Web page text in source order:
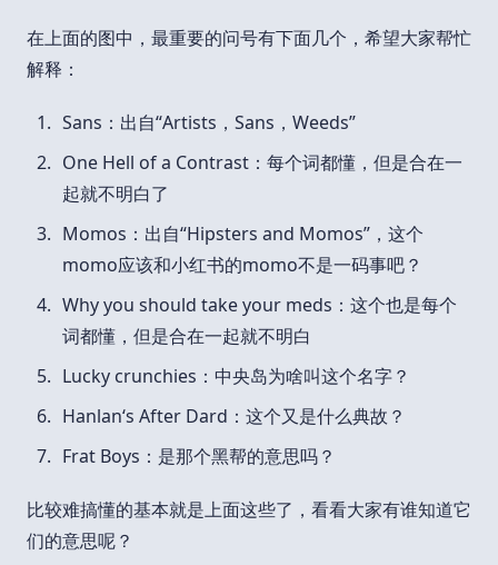
在上面的图中，最重要的问号有下面几个，希望大家帮忙
解释：
Sans：出自“Artists，Sans，Weeds”
One Hell of a Contrast：每个词都懂，但是合在一
起就不明白了
Momos：出自“Hipsters and Momos”，这个
momo应该和小红书的momo不是一码事吧？
Why you should take your meds：这个也是每个
词都懂，但是合在一起就不明白
Lucky crunchies：中央岛为啥叫这个名字？
Hanlan‘s After Dard：这个又是什么典故？
Frat Boys：是那个黑帮的意思吗？
比较难搞懂的基本就是上面这些了，看看大家有谁知道它
们的意思呢？